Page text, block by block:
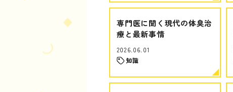
専門医に聞く現代の体臭治
療と最新事情
2026.06.01
知識